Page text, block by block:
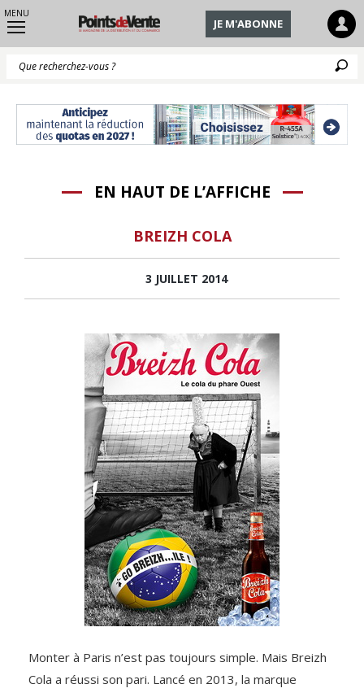
MENU
JE M'ABONNE
EN HAUT DE L’AFFICHE
BREIZH COLA
3 JUILLET 2014
Monter à Paris n’est pas toujours simple. Mais Breizh
Cola a réussi son pari. Lancé en 2013, la marque